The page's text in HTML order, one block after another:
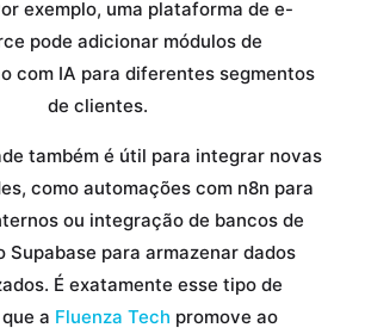
exemplo, uma plataforma de e-
pode adicionar módulos de
com IA para diferentes segmentos
de clientes.
também é útil para integrar novas
como automações com n8n para
ou integração de bancos de
Supabase para armazenar dados
É exatamente esse tipo de
a Fluenza Tech promove ao